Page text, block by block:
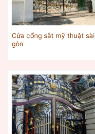
Cửa cổng sắt mỹ thuật sài
gòn